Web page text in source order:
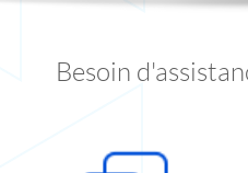
Besoin